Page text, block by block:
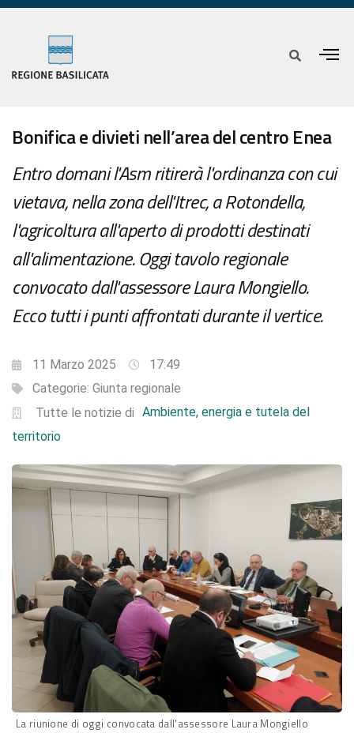
Bonifica e divieti nell’area del centro Enea
Entro domani l'Asm ritirerà l'ordinanza con cui
vietava, nella zona dell'Itrec, a Rotondella,
l'agricoltura all'aperto di prodotti destinati
all'alimentazione. Oggi tavolo regionale
convocato dall'assessore Laura Mongiello.
Ecco tutti i punti affrontati durante il vertice.
11 Marzo 2025
17:49
Categorie: Giunta regionale
Tutte le notizie di Ambiente, energia e tutela del
territorio
La riunione di oggi convocata dall'assessore Laura Mongiello